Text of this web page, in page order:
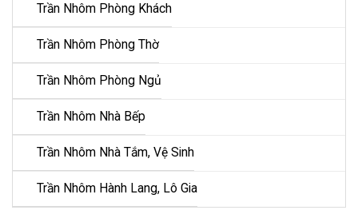
Trần Nhôm Phòng Khách
Trần Nhôm Phòng Thờ
Trần Nhôm Phòng Ngủ
Trần Nhôm Nhà Bếp
Trần Nhôm Nhà Tắm, Vệ Sinh
Trần Nhôm Hành Lang, Lô Gia